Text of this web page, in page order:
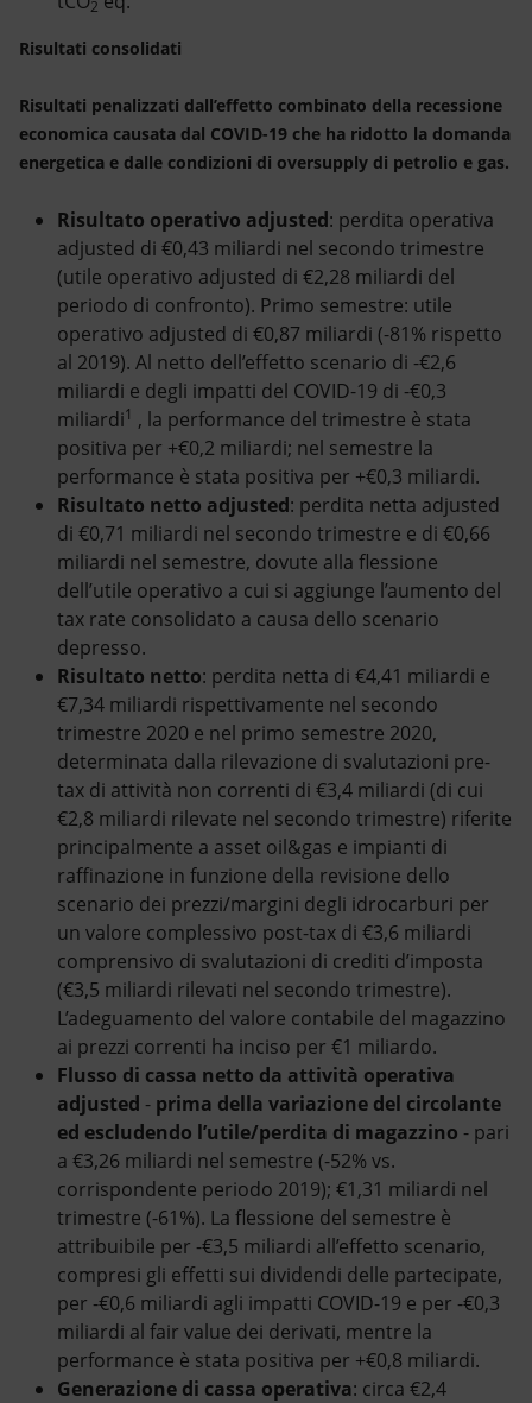
2
Risultati consolidati
Risultati penalizzati dall’effetto combinato della recessione
economica causata dal COVID-19 che ha ridotto la domanda
energetica e dalle condizioni di oversupply di petrolio e gas.
Risultato operativo adjusted: perdita operativa
adjusted di €0,43 miliardi nel secondo trimestre
(utile operativo adjusted di €2,28 miliardi del
periodo di confronto). Primo semestre: utile
operativo adjusted di €0,87 miliardi (-81% rispetto
al 2019). Al netto dell’effetto scenario di -€2,6
miliardi e degli impatti del COVID-19 di -€0,3
miliardi1 , la performance del trimestre è stata
positiva per +€0,2 miliardi; nel semestre la
performance è stata positiva per +€0,3 miliardi.
Risultato netto adjusted: perdita netta adjusted
di €0,71 miliardi nel secondo trimestre e di €0,66
miliardi nel semestre, dovute alla flessione
dell’utile operativo a cui si aggiunge l’aumento del
tax rate consolidato a causa dello scenario
depresso.
Risultato netto: perdita netta di €4,41 miliardi e
€7,34 miliardi rispettivamente nel secondo
trimestre 2020 e nel primo semestre 2020,
determinata dalla rilevazione di svalutazioni pre-
tax di attività non correnti di €3,4 miliardi (di cui
€2,8 miliardi rilevate nel secondo trimestre) riferite
principalmente a asset oil&gas e impianti di
raffinazione in funzione della revisione dello
scenario dei prezzi/margini degli idrocarburi per
un valore complessivo post-tax di €3,6 miliardi
comprensivo di svalutazioni di crediti d’imposta
(€3,5 miliardi rilevati nel secondo trimestre).
L’adeguamento del valore contabile del magazzino
ai prezzi correnti ha inciso per €1 miliardo.
Flusso di cassa netto da attività operativa
adjusted - prima della variazione del circolante
ed escludendo l’utile/perdita di magazzino - pari
a €3,26 miliardi nel semestre (-52% vs.
corrispondente periodo 2019); €1,31 miliardi nel
trimestre (-61%). La flessione del semestre è
attribuibile per -€3,5 miliardi all’effetto scenario,
compresi gli effetti sui dividendi delle partecipate,
per -€0,6 miliardi agli impatti COVID-19 e per -€0,3
miliardi al fair value dei derivati, mentre la
performance è stata positiva per +€0,8 miliardi.
Generazione di cassa operativa: circa €2,4